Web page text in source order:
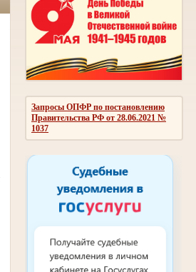
Запросы ОПФР по постановлению
Правительства РФ от 28.06.2021 №
1037